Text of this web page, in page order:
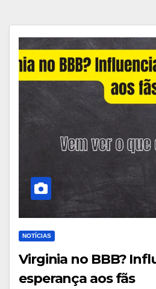
NOTÍCIAS
Virginia no BBB?
esperança aos fãs